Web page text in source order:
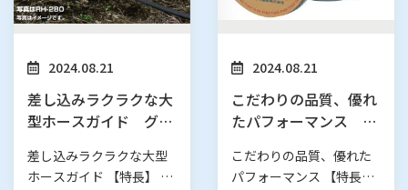
2024.08.21
差し込みラクラクな大
型ホースガイド グラ
差し込みラクラクな大型
ホースガイド 【特長】 ●
2024.08.21
こだわりの品質、優れ
たパフォーマンス サ
こだわりの品質、優れた
パフォーマンス 【特長】